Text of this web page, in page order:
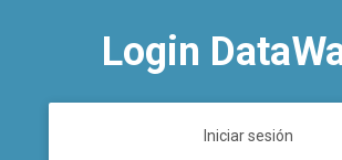
Login
Iniciar sesión